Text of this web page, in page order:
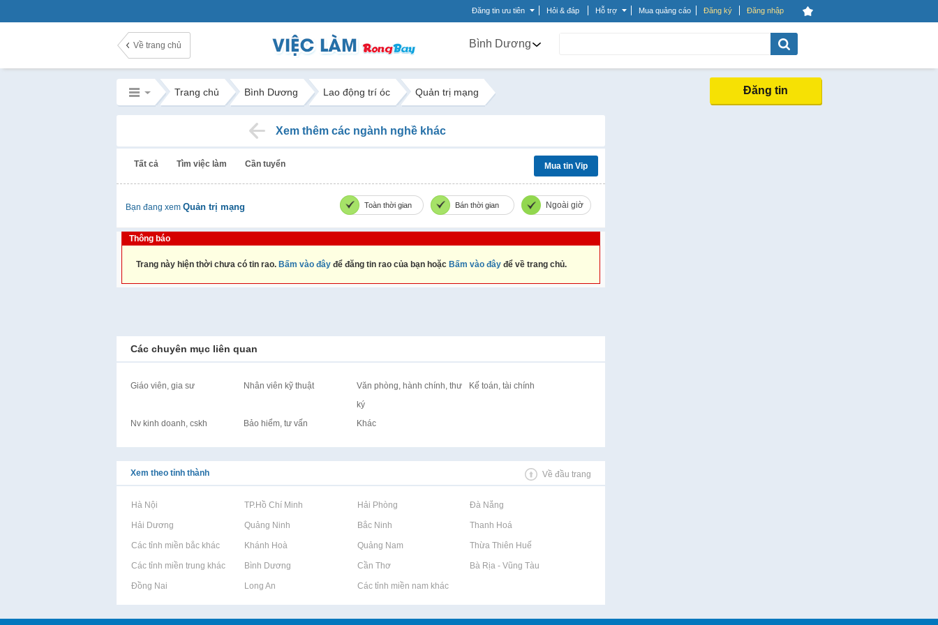
Đăng tin ưu tiên Hỏi & đáp Hỗ trợ Mua quảng cáo Đăng ký Đăng nhập
Về trang chủ Bình Dương
Trang chủ Bình Dương Lao động trí óc Quản trị mạng Đăng tin
Xem thêm các ngành nghề khác
Tất cả Tìm việc làm Cần tuyển Mua tin Vip
Bạn đang xem Quản trị mạng Toàn thời gian Bán thời gian Ngoài giờ
Thông báo
Trang này hiện thời chưa có tin rao. Bấm vào đây để đăng tin rao của bạn hoặc Bấm vào đây để về trang chủ.
Các chuyên mục liên quan
Giáo viên, gia sư Nhân viên kỹ thuật
Văn phòng, hành chính, thư
ký
Kế toán, tài chính
Nv kinh doanh, cskh Bảo hiểm, tư vấn Khác
Xem theo tỉnh thành Về đầu trang
Rao vặt tại Hà Nội Rao vặt tại TP.Hồ Chí Minh Rao vặt tại Hải Phòng Rao vặt tại Đà Nẵng
Rao vặt tại Hải Dương Rao vặt tại Quảng Ninh Rao vặt tại Bắc Ninh Rao vặt tại Thanh Hoá
Rao vặt tại Các tỉnh miền bắc khácRao vặt tại Khánh Hoà Rao vặt tại Quảng Nam Rao vặt tại Thừa Thiên Huế
Rao vặt tại Các tỉnh miền trung khácRao vặt tại Bình Dương Rao vặt tại Cần Thơ Rao vặt tại Bà Rịa - Vũng Tàu
Rao vặt tại Đồng Nai Rao vặt tại Long An Rao vặt tại Các tỉnh miền nam khác